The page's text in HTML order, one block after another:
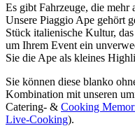
Es gibt Fahrzeuge, die mehr
Unsere Piaggio Ape gehört
Stück italienische Kultur,
um Ihrem Event ein
Sie die Ape als kleines
Sie können diese blanko
Kombination mit unseren
Catering- & Cooking
Live-Cooking).